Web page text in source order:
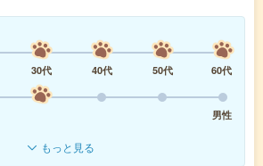
30代 40代 50代
60代
男性
もっと見る